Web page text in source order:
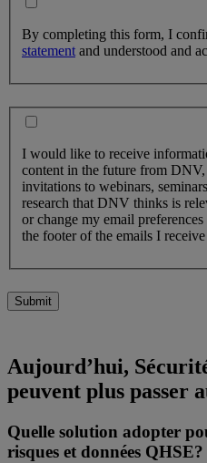
By completing this form, I
statement and understood and
I would like to receive
content in the future from
invitations to webinars,
research that DNV thinks is
or change my email
the footer of the emails I
Submit
Aujourd’hui,
peuvent plus passer
Quelle solution adopter
risques et données QHSE?